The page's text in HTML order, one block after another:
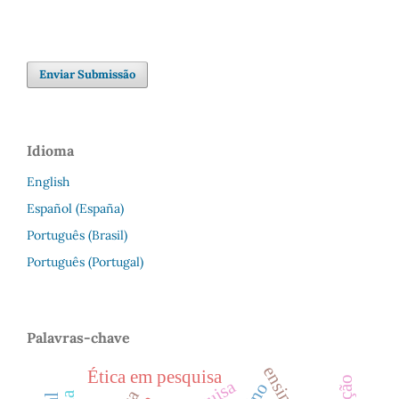
Enviar Submissão
Idioma
English
Español (España)
Português (Brasil)
Português (Portugal)
Palavras-chave
Ética em pesquisa